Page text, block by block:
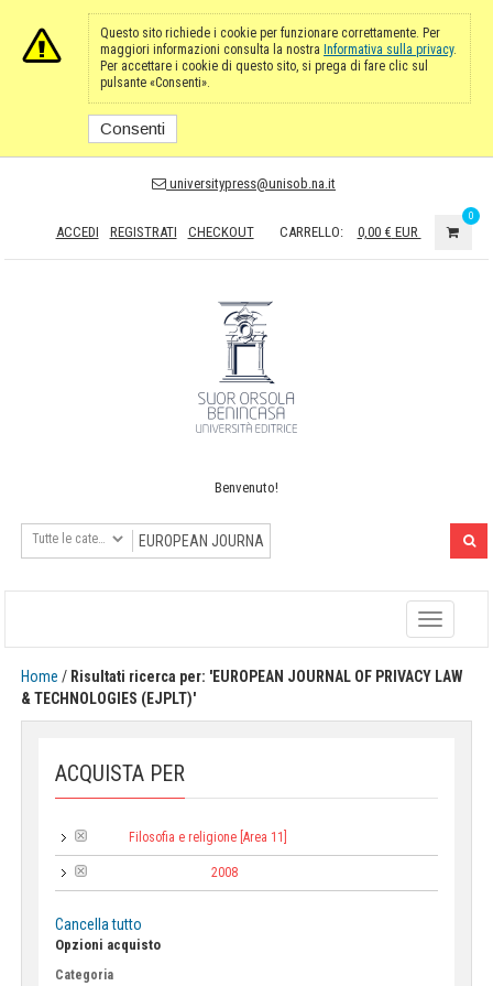
Questo sito richiede i cookie per funzionare correttamente. Per
maggiori informazioni consulta la nostra Informativa sulla privacy.
Per accettare i cookie di questo sito, si prega di fare clic sul
pulsante «Consenti».
Consenti
universitypress@unisob.na.it
ACCEDI REGISTRATI CHECKOUT CARRELLO: 0,00 € EUR
0
Benvenuto!
Toggle
navigation
Home / Risultati ricerca per: 'EUROPEAN JOURNAL OF PRIVACY LAW
& TECHNOLOGIES (EJPLT)'
ACQUISTA PER
Filosofia e religione [Area 11]
2008
Cancella tutto
Opzioni acquisto
Categoria